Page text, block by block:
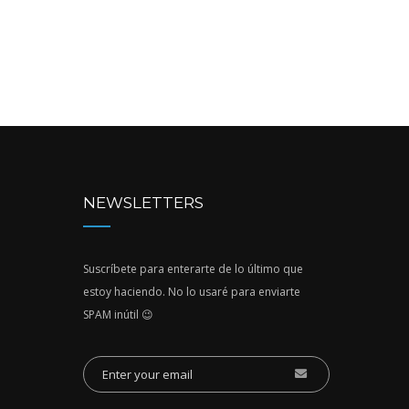
NEWSLETTERS
Suscríbete para enterarte de lo último que
estoy haciendo. No lo usaré para enviarte
SPAM inútil 😉